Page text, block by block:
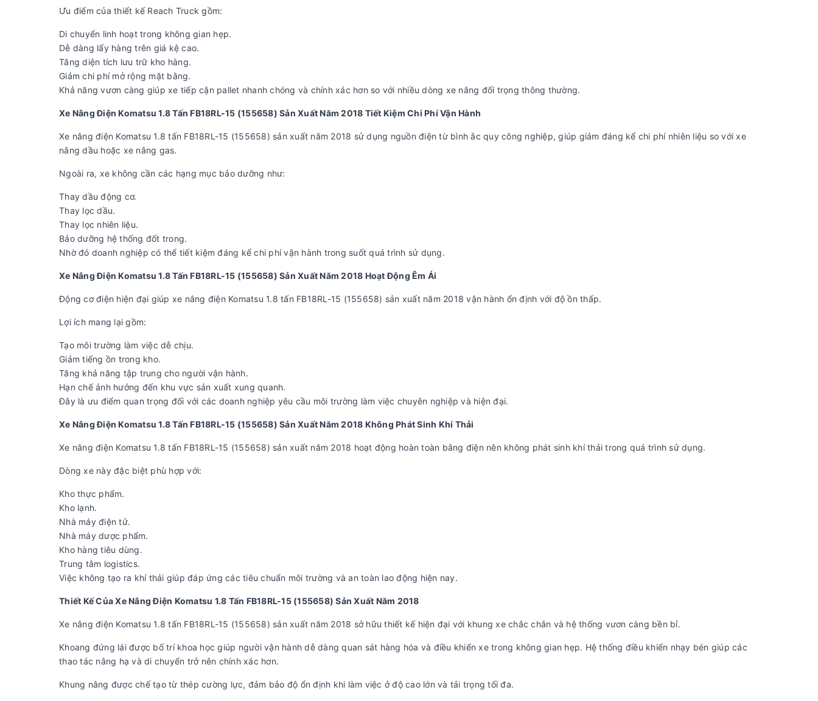
Ưu điểm của thiết kế Reach Truck gồm:
Di chuyển linh hoạt trong không gian hẹp.
Dễ dàng lấy hàng trên giá kệ cao.
Tăng diện tích lưu trữ kho hàng.
Giảm chi phí mở rộng mặt bằng.
Khả năng vươn càng giúp xe tiếp cận pallet nhanh chóng và chính xác hơn so với nhiều dòng xe nâng đối trọng thông thường.
Xe Nâng Điện Komatsu 1.8 Tấn FB18RL-15 (155658) Sản Xuất Năm 2018 Tiết Kiệm Chi Phí Vận Hành
Xe nâng điện Komatsu 1.8 tấn FB18RL-15 (155658) sản xuất năm 2018 sử dụng nguồn điện từ bình ắc quy công nghiệp, giúp giảm đáng kể chi phí nhiên liệu so với xe
nâng dầu hoặc xe nâng gas.
Ngoài ra, xe không cần các hạng mục bảo dưỡng như:
Thay dầu động cơ.
Thay lọc dầu.
Thay lọc nhiên liệu.
Bảo dưỡng hệ thống đốt trong.
Nhờ đó doanh nghiệp có thể tiết kiệm đáng kể chi phí vận hành trong suốt quá trình sử dụng.
Xe Nâng Điện Komatsu 1.8 Tấn FB18RL-15 (155658) Sản Xuất Năm 2018 Hoạt Động Êm Ái
Động cơ điện hiện đại giúp xe nâng điện Komatsu 1.8 tấn FB18RL-15 (155658) sản xuất năm 2018 vận hành ổn định với độ ồn thấp.
Lợi ích mang lại gồm:
Tạo môi trường làm việc dễ chịu.
Giảm tiếng ồn trong kho.
Tăng khả năng tập trung cho người vận hành.
Hạn chế ảnh hưởng đến khu vực sản xuất xung quanh.
Đây là ưu điểm quan trọng đối với các doanh nghiệp yêu cầu môi trường làm việc chuyên nghiệp và hiện đại.
Xe Nâng Điện Komatsu 1.8 Tấn FB18RL-15 (155658) Sản Xuất Năm 2018 Không Phát Sinh Khí Thải
Xe nâng điện Komatsu 1.8 tấn FB18RL-15 (155658) sản xuất năm 2018 hoạt động hoàn toàn bằng điện nên không phát sinh khí thải trong quá trình sử dụng.
Dòng xe này đặc biệt phù hợp với:
Kho thực phẩm.
Kho lạnh.
Nhà máy điện tử.
Nhà máy dược phẩm.
Kho hàng tiêu dùng.
Trung tâm logistics.
Việc không tạo ra khí thải giúp đáp ứng các tiêu chuẩn môi trường và an toàn lao động hiện nay.
Thiết Kế Của Xe Nâng Điện Komatsu 1.8 Tấn FB18RL-15 (155658) Sản Xuất Năm 2018
Xe nâng điện Komatsu 1.8 tấn FB18RL-15 (155658) sản xuất năm 2018 sở hữu thiết kế hiện đại với khung xe chắc chắn và hệ thống vươn càng bền bỉ.
Khoang đứng lái được bố trí khoa học giúp người vận hành dễ dàng quan sát hàng hóa và điều khiển xe trong không gian hẹp. Hệ thống điều khiển nhạy bén giúp các
thao tác nâng hạ và di chuyển trở nên chính xác hơn.
Khung nâng được chế tạo từ thép cường lực, đảm bảo độ ổn định khi làm việc ở độ cao lớn và tải trọng tối đa.